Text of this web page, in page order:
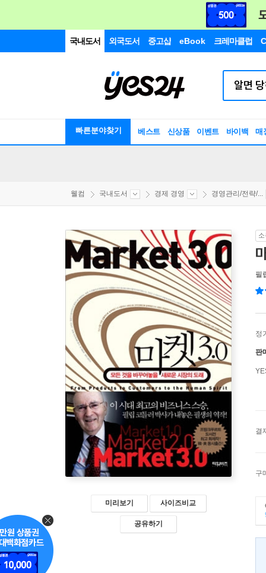
국내도서 외국도서 중고샵 eBook 크레마클럽
빠른분야찾기 베스트 신상품 이벤트 바이백 매
웰컴 국내도서 경제 경영 경영관리/전략/...
미리보기 사이즈비교
공유하기
필
정
판
결
구